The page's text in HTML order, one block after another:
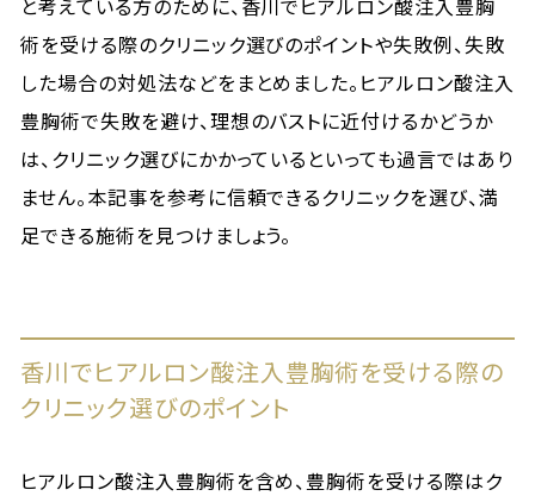
術を受ける際のクリニック選びのポイントや失敗例、失敗
した場合の対処法などをまとめました。ヒアルロン酸注入
豊胸術で失敗を避け、理想のバストに近付けるかどうか
は、クリニック選びにかかっているといっても過言ではあり
ません。本記事を参考に信頼できるクリニックを選び、満
足できる施術を見つけましょう。
香川でヒアルロン酸注入豊胸術を受ける際の
クリニック選びのポイント
ヒアルロン酸注入豊胸術を含め、豊胸術を受ける際はク